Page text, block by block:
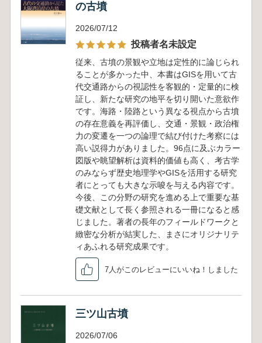
の古墳
2026/07/12
投稿者名未設定
従来、古墳の景観や立地は定性的に論じられ
ることが多かった中、本書はGISを用いて古
代交通路からの視認性を客観的・定量的に検
証し、新たな研究の地平を切り開いた意欲作
です。海路・陸路という異なる視点から古墳
の存在意義を再評価し、交通・景観・政治権
力の変遷を一つの論理で結び付けた考察には
高い説得力がありました。96点に及ぶカラー
図版や眺望解析は資料的価値も高く、考古学
のみならず歴史地理学やGISを活用する研究
者にとっても大きな示唆を与える内容です。
今後、この分野の研究を進める上で重要な基
礎文献として長く参照される一冊になると感
じました。著者の長年のフィールドワークと
緻密な分析が結実した、まさにオリジナリテ
ィあふれる研究成果です。
7人がこのレビューにいいね！しました
三ツ山古墳
2026/07/06